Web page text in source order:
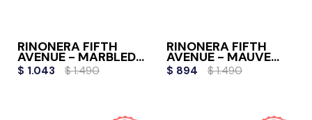
RIÑONERA FIFTH
AVENUE - MARBLED
MOTION
$ 1.043 $ 1.490
RIÑONERA FIFTH
AVENUE - MAUVE
HAZE
$ 894 $ 1.490